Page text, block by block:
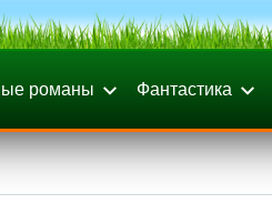
романы Фантастика